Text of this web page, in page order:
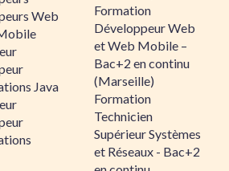
Web
Java
Formation
Développeur Web
et Web Mobile –
Bac+2 en continu
(Marseille)
Formation
Technicien
Supérieur Systèmes
et Réseaux - Bac+2